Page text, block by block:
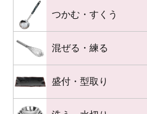
つかむ・すくう
混ぜる・練る
盛付・型取り